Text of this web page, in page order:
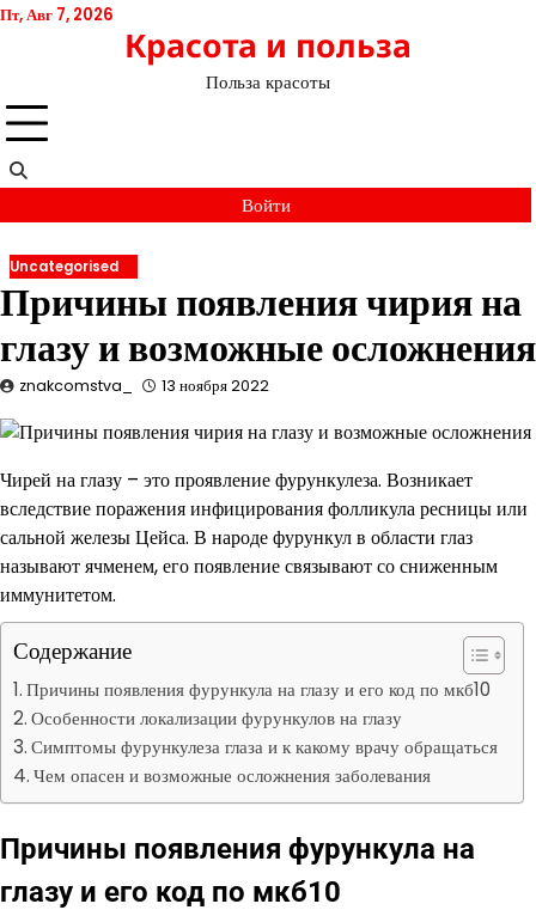
Перейти
Пт, Авг 7, 2026
Красота и польза
Польза красоты
Войти
Uncategorised
Причины появления чирия на
глазу и возможные осложнения
znakcomstva_ 13 ноября 2022
Чирей на глазу – это проявление фурункулеза. Возникает
вследствие поражения инфицирования фолликула ресницы или
сальной железы Цейса. В народе фурункул в области глаз
называют ячменем, его появление связывают со сниженным
иммунитетом.
Содержание
Причины появления фурункула на глазу и его код по мкб10
Особенности локализации фурункулов на глазу
Симптомы фурункулеза глаза и к какому врачу обращаться
Чем опасен и возможные осложнения заболевания
Причины появления фурункула на
глазу и его код по мкб10